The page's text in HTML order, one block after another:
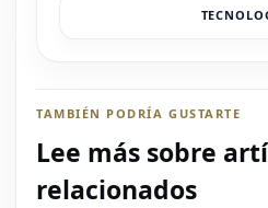
TAMBIÉN PODRÍA GUSTARTE
Lee más sobre
relacionados